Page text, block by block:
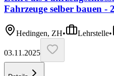
Fahrzeuge selber bauen -
Hedingen, ZH• Lehrstelle•
03.11.2025